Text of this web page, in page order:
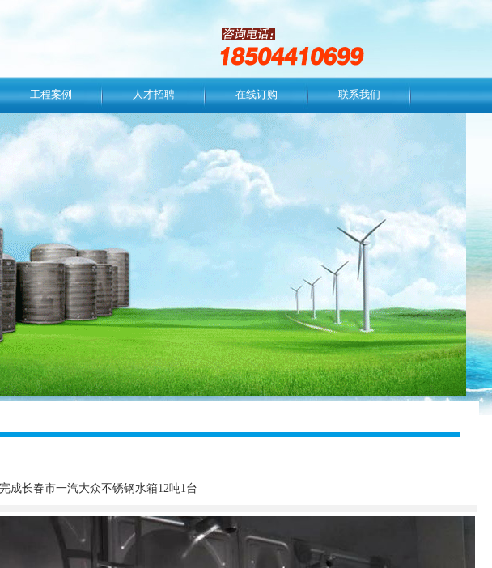
工程案例 人才招聘 在线订购 联系我们
成长春市一汽大众不锈钢水箱12吨1台